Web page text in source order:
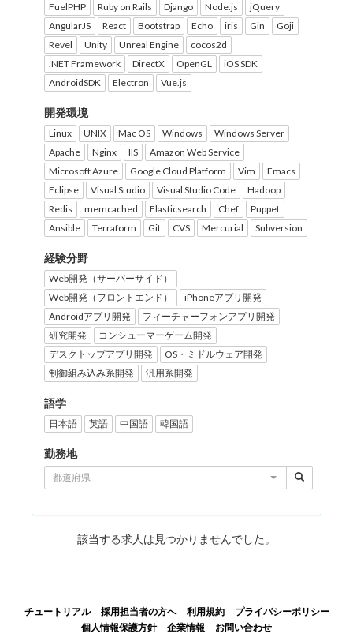
FuelPHP
Ruby on Rails Django Node.js
jQuery
AngularJS
React Bootstrap Echo iris Gin
Goji
Revel
Unity Unreal Engine
cocos2d
.NET Framework
DirectX OpenGL
iOS SDK
AndroidSDK
Electron Vue.js
開発環境
Linux UNIX Mac OS Windows
Windows Server
Apache
Nginx IIS
Amazon Web Service
Microsoft Azure
Google Cloud Platform Vim
Emacs
Eclipse
Visual Studio Visual Studio Code
Hadoop
Redis
memcached Elasticsearch Chef
Puppet
Ansible
Terraform Git CVS Mercurial Subversion
経験分野
Web開発（サーバーサイド）
Web開発（フロントエンド）
iPhoneアプリ開発
Androidアプリ開発
フィーチャーフォンアプリ開発
研究開発
コンシューマーゲーム開発
デスクトップアプリ開発
OS・ミドルウェア開発
制御組み込み系開発
汎用系開発
語学
日本語 英語 中国語 韓国語
勤務地
都道府県
該当する求人は見つかりませんでした。
チュートリアル 採用担当者の方へ 利用規約
プライバシーポリシー
個人情報保護方針
企業情報 お問い合わせ